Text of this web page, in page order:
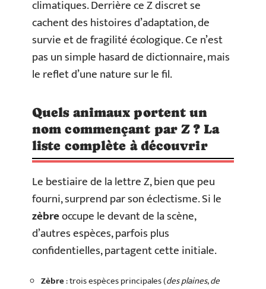
climatiques. Derrière ce Z discret se
cachent des histoires d’adaptation, de
survie et de fragilité écologique. Ce n’est
pas un simple hasard de dictionnaire, mais
le reflet d’une nature sur le fil.
Quels animaux portent un
nom commençant par Z ? La
liste complète à découvrir
Le bestiaire de la lettre Z, bien que peu
fourni, surprend par son éclectisme. Si le
zèbreoccupe le devant de la scène,
d’autres espèces, parfois plus
confidentielles, partagent cette initiale.
Zèbre: trois espèces principales (des plaines,de